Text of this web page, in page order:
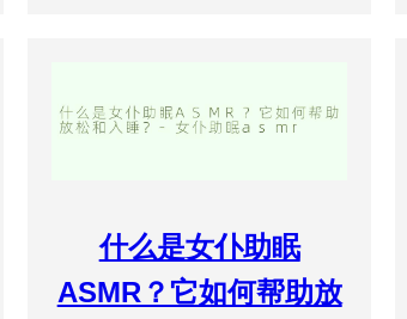
什么是女仆助眠
ASMR？它如何帮助放